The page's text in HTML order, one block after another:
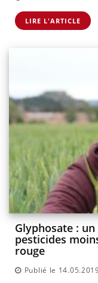
LIRE L'ARTICLE
Glyphosate :
pesticides
rouge
Publié le